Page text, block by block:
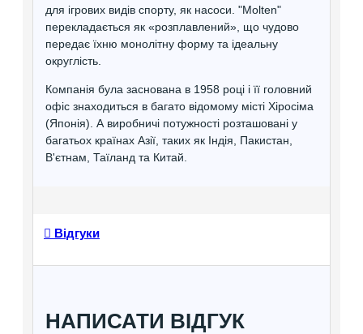
для ігрових видів спорту, як насоси. "Molten"
перекладається як «розплавлений», що чудово
передає їхню монолітну форму та ідеальну
округлість.
Компанія була заснована в 1958 році і її головний
офіс знаходиться в багато відомому місті Хіросіма
(Японія). А виробничі потужності розташовані у
багатьох країнах Азії, таких як Індія, Пакистан,
В'єтнам, Таїланд та Китай.
Відгуки
НАПИСАТИ ВІДГУК